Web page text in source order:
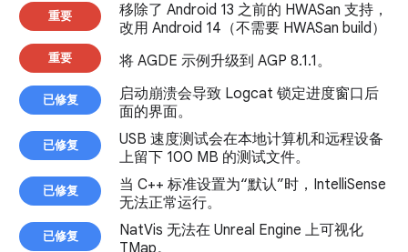
重要
移除了 Android 13 之前的 HWASan 支持，
改用 Android 14（不需要 HWASan build）
重要 将 AGDE 示例升级到 AGP 8.1.1。
已修复
启动崩溃会导致 Logcat 锁定进度窗口后
面的界面。
已修复
USB 速度测试会在本地计算机和远程设备
上留下 100 MB 的测试文件。
已修复
当 C++ 标准设置为“默认”时，IntelliSense
无法正常运行。
已修复
NatVis 无法在 Unreal Engine 上可视化
TMap。